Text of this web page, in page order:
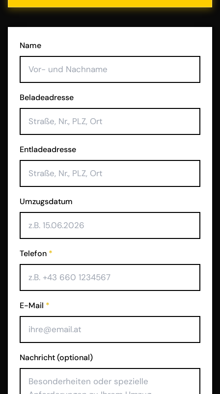
Name
Beladeadresse
Entladeadresse
Umzugsdatum
Telefon *
E-Mail *
Nachricht (optional)